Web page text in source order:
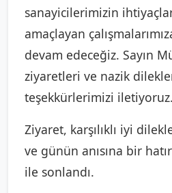
sanayicilerimizin
amaçlayan
devam edeceğiz. Sayın
ziyaretleri ve nazik
teşekkürlerimizi
Ziyaret, karşılıklı iyi
ve günün anısına bir
ile sonlandı.